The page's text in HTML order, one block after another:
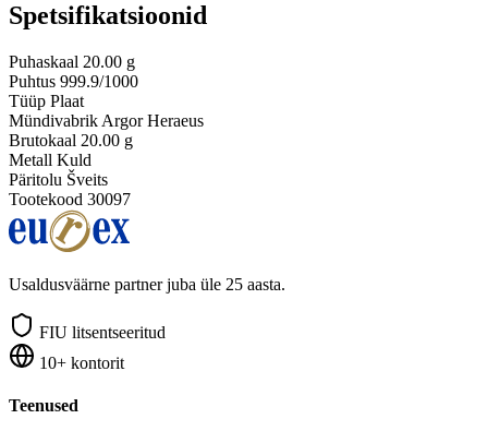
Spetsifikatsioonid
Puhaskaal 20.00 g
Puhtus 999.9/1000
Tüüp Plaat
Mündivabrik Argor Heraeus
Brutokaal 20.00 g
Metall Kuld
Päritolu Šveits
Tootekood 30097
Usaldusväärne partner juba üle 25 aasta.
FIU litsentseeritud
10+ kontorit
Teenused